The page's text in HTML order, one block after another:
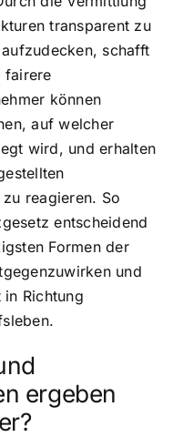
transparent zu
schafft
fairere
können
auf welcher
wird, und erhalten
reagieren. So
entscheidend
Formen der
und
Richtung
ergeben